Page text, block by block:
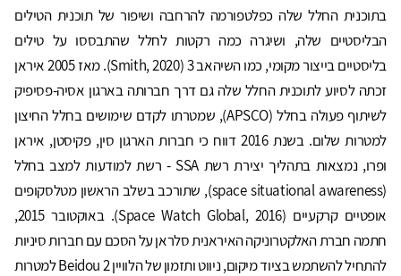
בתוכנית החלל שלה כפלטפורמה להרחבה ושיפור של תוכנית הטילים
הבליסטיים שלה, ושיגרה כמה רקטות לחלל שהתבססו על טילים
בליסטיים בייצור מקומי, כמו השיהאב 3 (Smith, 2020). מאז 2005 איראן
זכתה לסיוע לתוכנית החלל שלה גם דרך חברותה בארגון אסיה-פסיפיק
לשיתוף פעולה בחלל (APSCO), שמטרתו לקדם שימושים בחלל החיצון
למטרות שלום. בשנת 2016 דווח כי חברות הארגון סין, פקיסטן, איראן
ופרו, נמצאות בתהליך יצירת רשת SSA - רשת למודעות למצב בחלל
(space situational awareness), שתורכב בשלב הראשון מטלסקופים
אופטיים קרקעיים (Space Watch Global, 2016). באוקטובר 2015,
חתמה חברת האלקטרוניקה האיראנית סלראן על הסכם עם חברות סיניות
להתחיל להשתמש בציוד מיקום, ניווט ותזמון של הלוויין Beidou 2 למטרות